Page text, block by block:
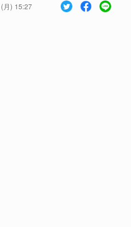
月) 15:27